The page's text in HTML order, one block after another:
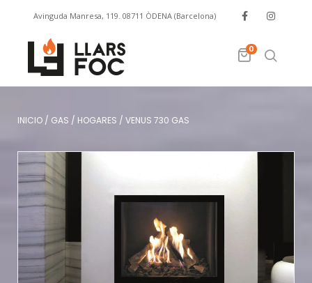
Avinguda Manresa, 119. 08711 ÒDENA (Barcelona)
info@llarsfoc.com 0
INICIO / GAS / HOGARES / VENUS 730 GAS